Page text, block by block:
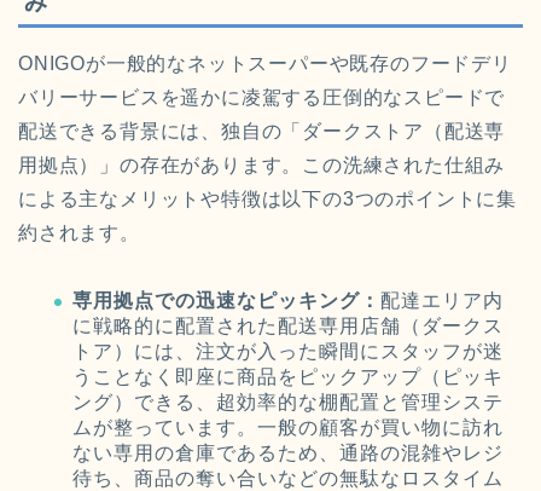
ONIGOが一般的なネットスーパーや既存のフードデリ
バリーサービスを遥かに凌駕する圧倒的なスピードで
配送できる背景には、独自の「ダークストア（配送専
用拠点）」の存在があります。この洗練された仕組み
による主なメリットや特徴は以下の3つのポイントに集
約されます。
専用拠点での迅速なピッキング： 配達エリア内
に戦略的に配置された配送専用店舗（ダークス
トア）には、注文が入った瞬間にスタッフが迷
うことなく即座に商品をピックアップ（ピッキ
ング）できる、超効率的な棚配置と管理システ
ムが整っています。一般の顧客が買い物に訪れ
ない専用の倉庫であるため、通路の混雑やレジ
待ち、商品の奪い合いなどの無駄なロスタイム